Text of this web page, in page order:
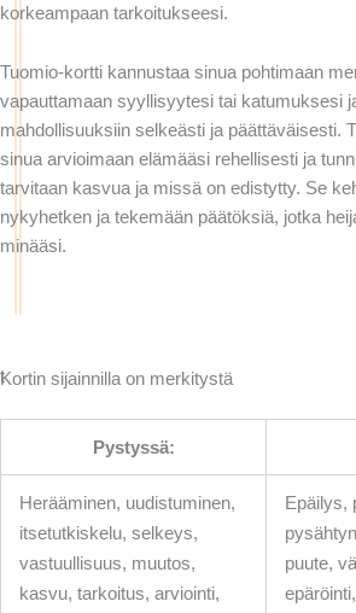
korkeampaan tarkoitukseesi.
Tuomio-kortti kannustaa sinua pohtimaan
vapauttamaan syyllisyytesi tai katumuksesi
mahdollisuuksiin selkeästi ja päättäväisesti.
sinua arvioimaan elämääsi rehellisesti ja
tarvitaan kasvua ja missä on edistytty. Se
nykyhetken ja tekemään päätöksiä, jotka
minääsi.
tKortin sijainnilla on merkitystä
Pystyssä:
Herääminen, uudistuminen,
itsetutkiskelu, selkeys,
vastuullisuus, muutos,
kasvu, tarkoitus, arviointi,
Epäilys,
puute,